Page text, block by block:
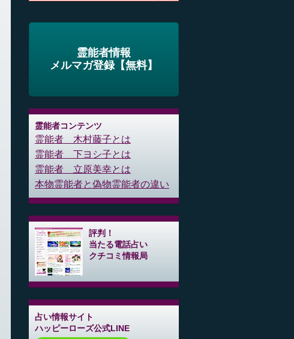
霊能者情報
メルマガ登録【無料】
霊能者コンテンツ
霊能者 木村藤子とは
霊能者 下ヨシ子とは
霊能者 立原美幸とは
本物霊能者と偽物霊能者の違い
評判！
当たる電話占い
クチコミ情報局
占い情報サイト
ハッピーローズ公式LINE